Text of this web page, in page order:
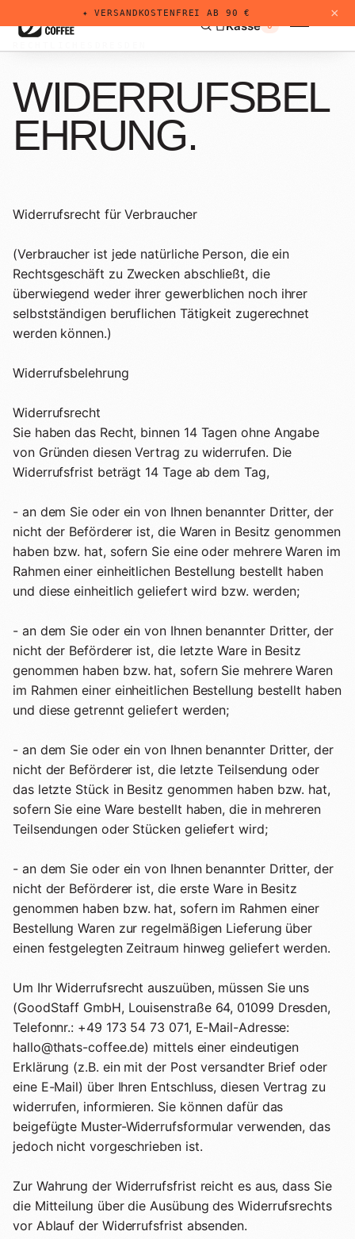
✦ VERSANDKOSTENFREI AB 90 € ×
Kasse 0
01 Kaffee & Espresso
Für Zuhause
Sorten probieren
Kalender
Individuell
B2B
Lohnabfüllung für Röster
International
MIKA ONE
04 COBYS
Lohnrösten
06 Shop
Tee
Zubehör
Fonte Blends
All About Mushroom
Alle Produkte
Kaffeetest
08 Laden
09 Reparatur
10 Kurse
WIDERRUFSBEL
EHRUNG.
Widerrufsrecht für Verbraucher
(Verbraucher ist jede natürliche Person, die ein
Rechtsgeschäft zu Zwecken abschließt, die
überwiegend weder ihrer gewerblichen noch ihrer
selbstständigen beruflichen Tätigkeit zugerechnet
werden können.)
Widerrufsbelehrung
Widerrufsrecht
Sie haben das Recht, binnen 14 Tagen ohne Angabe
von Gründen diesen Vertrag zu widerrufen. Die
Widerrufsfrist beträgt 14 Tage ab dem Tag,
- an dem Sie oder ein von Ihnen benannter Dritter, der
nicht der Beförderer ist, die Waren in Besitz genommen
haben bzw. hat, sofern Sie eine oder mehrere Waren im
Rahmen einer einheitlichen Bestellung bestellt haben
und diese einheitlich geliefert wird bzw. werden;
- an dem Sie oder ein von Ihnen benannter Dritter, der
nicht der Beförderer ist, die letzte Ware in Besitz
genommen haben bzw. hat, sofern Sie mehrere Waren
im Rahmen einer einheitlichen Bestellung bestellt haben
und diese getrennt geliefert werden;
- an dem Sie oder ein von Ihnen benannter Dritter, der
nicht der Beförderer ist, die letzte Teilsendung oder
das letzte Stück in Besitz genommen haben bzw. hat,
sofern Sie eine Ware bestellt haben, die in mehreren
Teilsendungen oder Stücken geliefert wird;
- an dem Sie oder ein von Ihnen benannter Dritter, der
nicht der Beförderer ist, die erste Ware in Besitz
genommen haben bzw. hat, sofern im Rahmen einer
Bestellung Waren zur regelmäßigen Lieferung über
einen festgelegten Zeitraum hinweg geliefert werden.
Um Ihr Widerrufsrecht auszuüben, müssen Sie uns
(GoodStaff GmbH, Louisenstraße 64, 01099 Dresden,
Telefonnr.: +49 173 54 73 071, E-Mail-Adresse:
hallo@thats-coffee.de) mittels einer eindeutigen
Erklärung (z.B. ein mit der Post versandter Brief oder
eine E-Mail) über Ihren Entschluss, diesen Vertrag zu
widerrufen, informieren. Sie können dafür das
beigefügte Muster-Widerrufsformular verwenden, das
jedoch nicht vorgeschrieben ist.
Zur Wahrung der Widerrufsfrist reicht es aus, dass Sie
die Mitteilung über die Ausübung des Widerrufsrechts
vor Ablauf der Widerrufsfrist absenden.